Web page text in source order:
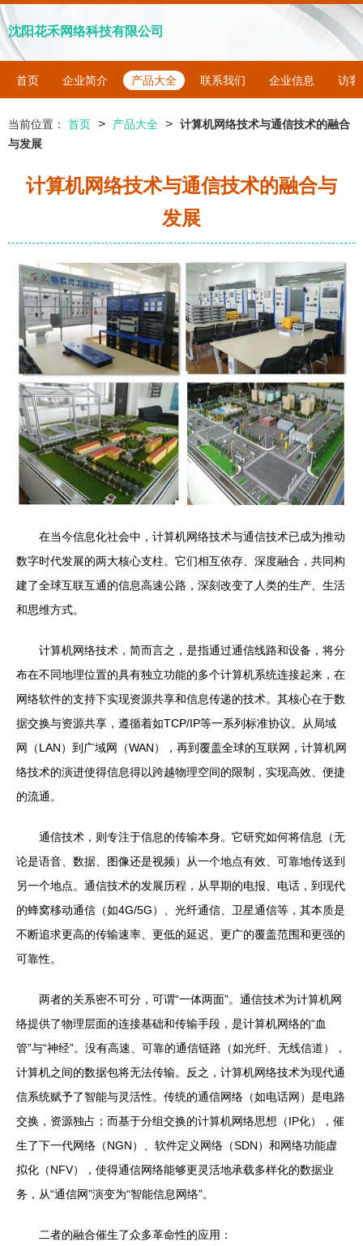
沈阳花禾网络科技有限公司
首页 企业简介 产品大全 联系我们 企业信息 访客
当前位置： 首页 > 产品大全 > 计算机网络技术与通信技术的融合
与发展
计算机网络技术与通信技术的融合与
发展
在当今信息化社会中，计算机网络技术与通信技术已成为推动
数字时代发展的两大核心支柱。它们相互依存、深度融合，共同构
建了全球互联互通的信息高速公路，深刻改变了人类的生产、生活
和思维方式。
计算机网络技术，简而言之，是指通过通信线路和设备，将分
布在不同地理位置的具有独立功能的多个计算机系统连接起来，在
网络软件的支持下实现资源共享和信息传递的技术。其核心在于数
据交换与资源共享，遵循着如TCP/IP等一系列标准协议。从局域
网（LAN）到广域网（WAN），再到覆盖全球的互联网，计算机网
络技术的演进使得信息得以跨越物理空间的限制，实现高效、便捷
的流通。
通信技术，则专注于信息的传输本身。它研究如何将信息（无
论是语音、数据、图像还是视频）从一个地点有效、可靠地传送到
另一个地点。通信技术的发展历程，从早期的电报、电话，到现代
的蜂窝移动通信（如4G/5G）、光纤通信、卫星通信等，其本质是
不断追求更高的传输速率、更低的延迟、更广的覆盖范围和更强的
可靠性。
两者的关系密不可分，可谓“一体两面”。通信技术为计算机网
络提供了物理层面的连接基础和传输手段，是计算机网络的“血
管”与“神经”。没有高速、可靠的通信链路（如光纤、无线信道），
计算机之间的数据包将无法传输。反之，计算机网络技术为现代通
信系统赋予了智能与灵活性。传统的通信网络（如电话网）是电路
交换，资源独占；而基于分组交换的计算机网络思想（IP化），催
生了下一代网络（NGN）、软件定义网络（SDN）和网络功能虚
拟化（NFV），使得通信网络能够更灵活地承载多样化的数据业
务，从“通信网”演变为“智能信息网络”。
二者的融合催生了众多革命性的应用：